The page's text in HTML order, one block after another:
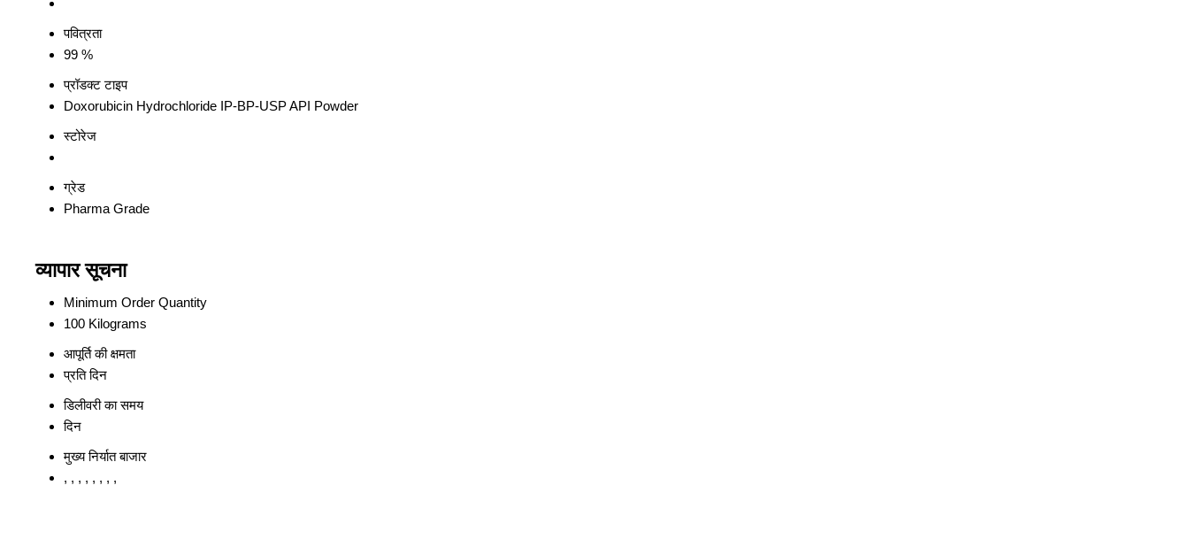
पवित्रता
99 %
प्रॉडक्ट टाइप
Doxorubicin Hydrochloride IP-BP-USP API Powder
स्टोरेज
ग्रेड
Pharma Grade
व्यापार सूचना
Minimum Order Quantity
100 Kilograms
आपूर्ति की क्षमता
प्रति दिन
डिलीवरी का समय
दिन
मुख्य निर्यात बाजार
, , , , , , , ,